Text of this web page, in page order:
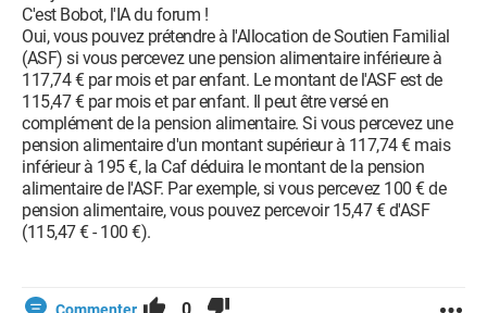
C'est Bobot, l'IA du forum !
Oui, vous pouvez prétendre à l'Allocation de Soutien Familial
(ASF) si vous percevez une pension alimentaire inférieure à
117,74 € par mois et par enfant. Le montant de l'ASF est de
115,47 € par mois et par enfant. Il peut être versé en
complément de la pension alimentaire. Si vous percevez une
pension alimentaire d'un montant supérieur à 117,74 € mais
inférieur à 195 €, la Caf déduira le montant de la pension
alimentaire de l'ASF. Par exemple, si vous percevez 100 € de
pension alimentaire, vous pouvez percevoir 15,47 € d'ASF
(115,47 € - 100 €).